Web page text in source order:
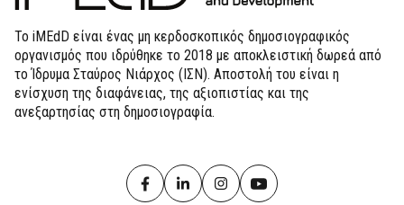
Το iMEdD είναι ένας μη κερδοσκοπικός δημοσιογραφικός
οργανισμός που ιδρύθηκε το 2018 με αποκλειστική δωρεά από
το Ίδρυμα Σταύρος Νιάρχος (ΙΣΝ). Αποστολή του είναι η
ενίσχυση της διαφάνειας, της αξιοπιστίας και της
ανεξαρτησίας στη δημοσιογραφία.